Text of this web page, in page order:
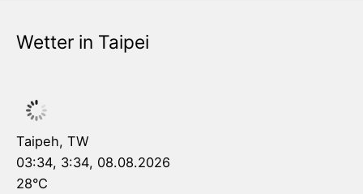
Wetter in Taipei
Taipeh, TW
03:34, 3:34, 08.08.2026
28°C